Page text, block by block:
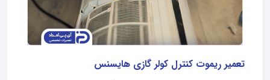
تعمیر ریموت کنترل کولر گازی هایسنس